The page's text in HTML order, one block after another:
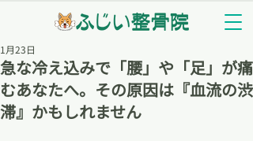
急な冷え込みで「腰」や「足」が痛
むあなたへ。その原因は『血流の渋
滞』かもしれません
1月23日